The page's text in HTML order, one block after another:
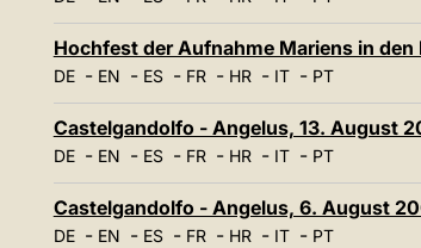
Hochfest der Aufnahme Mariens in
DE- EN - ES- FR- HR- IT- PT
Castelgandolfo - Angelus, 13. August
DE- EN - ES- FR- HR- IT- PT
Castelgandolfo - Angelus, 6. August
DE- EN - ES- FR- HR- IT- PT